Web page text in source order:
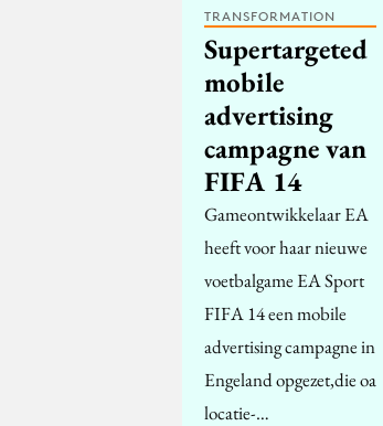
TRANSFORMATION
Supertargeted
mobile
advertising
campagne van
FIFA 14
Gameontwikkelaar EA
heeft voor haar nieuwe
voetbalgame EA Sport
FIFA 14 een mobile
advertising campagne in
Engeland opgezet,die oa
locatie-…